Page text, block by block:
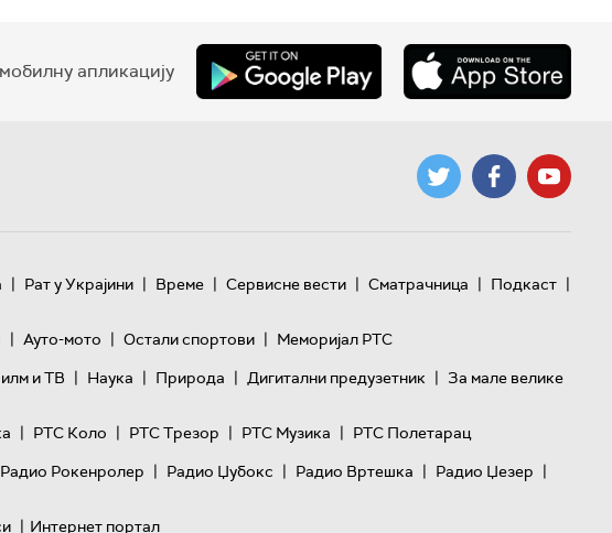
апликацију
| Рат у Украјини | Време | Сервисне вести | Сматрачница | Подкаст |
| Ауто-мото | Остали спортови | Меморијал РТС
и ТВ | Наука | Природа | Дигитални предузетник | За мале велике
| РТС Коло | РТС Трезор | РТС Музика | РТС Полетарац
Радио Рокенролер | Радио Џубокс | Радио Вртешка | Радио Џезер |
| Интернет портал